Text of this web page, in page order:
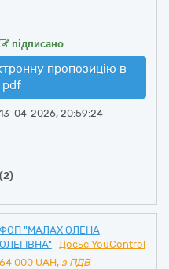
підписано
пропозицію в
pdf
13-04-2026, 20:59:24
ФОП "МАЛАХ ОЛЕНА
ОЛЕГІВНА"
Досьє YouControl
64 000 UAH, з ПДВ